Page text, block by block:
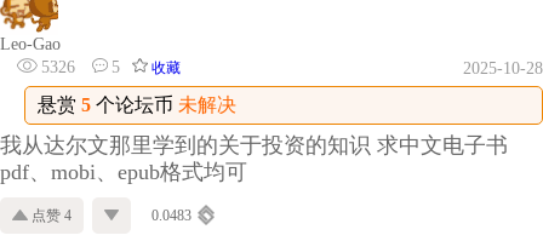
Leo-Gao
5326
5 收藏 2025-10-28
悬赏 5 个论坛币 未解决
我从达尔文那里学到的关于投资的知识 求中文电子书
pdf、mobi、epub格式均可
点赞 4 0.0483